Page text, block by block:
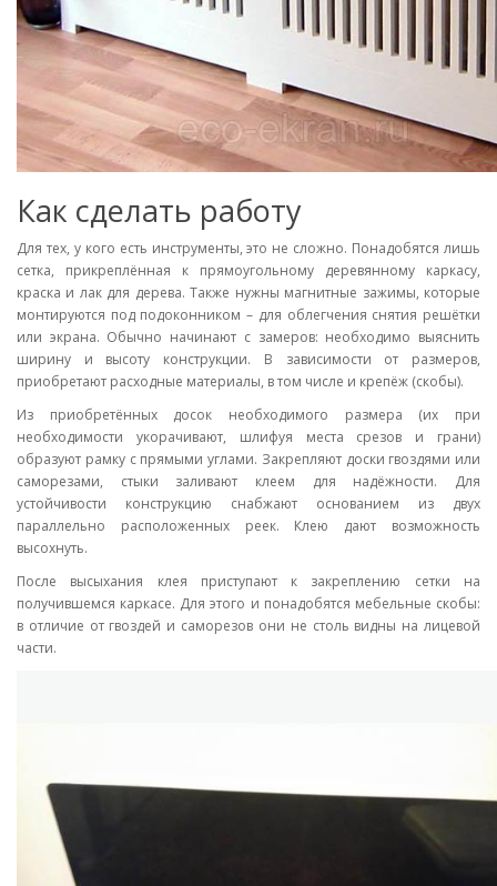
Как сделать работу
Для тех, у кого есть инструменты, это не сложно. Понадобятся лишь
сетка, прикреплённая к прямоугольному деревянному каркасу,
краска и лак для дерева. Также нужны магнитные зажимы, которые
монтируются под подоконником – для облегчения снятия решётки
или экрана. Обычно начинают с замеров: необходимо выяснить
ширину и высоту конструкции. В зависимости от размеров,
приобретают расходные материалы, в том числе и крепёж (скобы).
Из приобретённых досок необходимого размера (их при
необходимости укорачивают, шлифуя места срезов и грани)
образуют рамку с прямыми углами. Закрепляют доски гвоздями или
саморезами, стыки заливают клеем для надёжности. Для
устойчивости конструкцию снабжают основанием из двух
параллельно расположенных реек. Клею дают возможность
высохнуть.
После высыхания клея приступают к закреплению сетки на
получившемся каркасе. Для этого и понадобятся мебельные скобы:
в отличие от гвоздей и саморезов они не столь видны на лицевой
части.